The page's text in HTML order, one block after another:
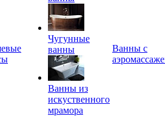
Чугунные
ванны
Ванны из
искуственного
мрамора
Ванны с